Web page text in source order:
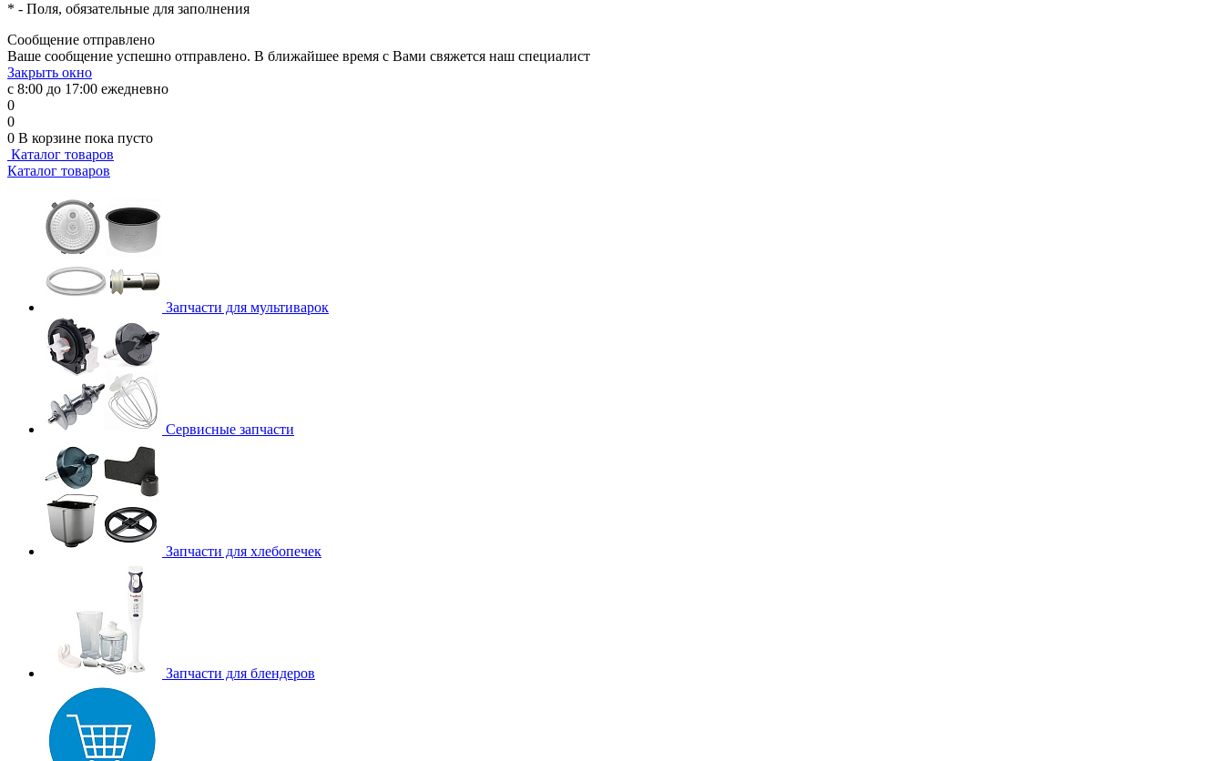
* - Поля, обязательные для заполнения
Сообщение отправлено
Ваше сообщение успешно отправлено. В ближайшее время с Вами свяжется наш специалист
Закрыть окно
с 8:00 до 17:00 ежедневно
0
0
0 В корзине пока пусто
Каталог товаров
Каталог товаров
Запчасти для мультиварок
Сервисные запчасти
Запчасти для хлебопечек
Запчасти для блендеров